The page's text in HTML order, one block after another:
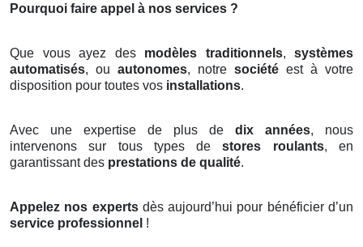
Pourquoi faire appel à nos services ?
Que vous ayez des modèles traditionnels, systèmes
automatisés, ou autonomes, notre société est à votre
disposition pour toutes vos installations.
Avec une expertise de plus de dix années, nous
intervenons sur tous types destores roulants, en
garantissant des prestations de qualité.
Appelez nos expertsdès aujourd’hui pour bénéficier d’un
service professionnel !